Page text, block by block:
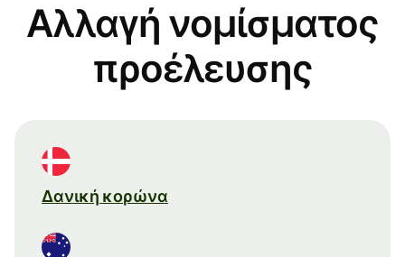
Αλλαγή νομίσματος
προέλευσης
Δανική κορώνα